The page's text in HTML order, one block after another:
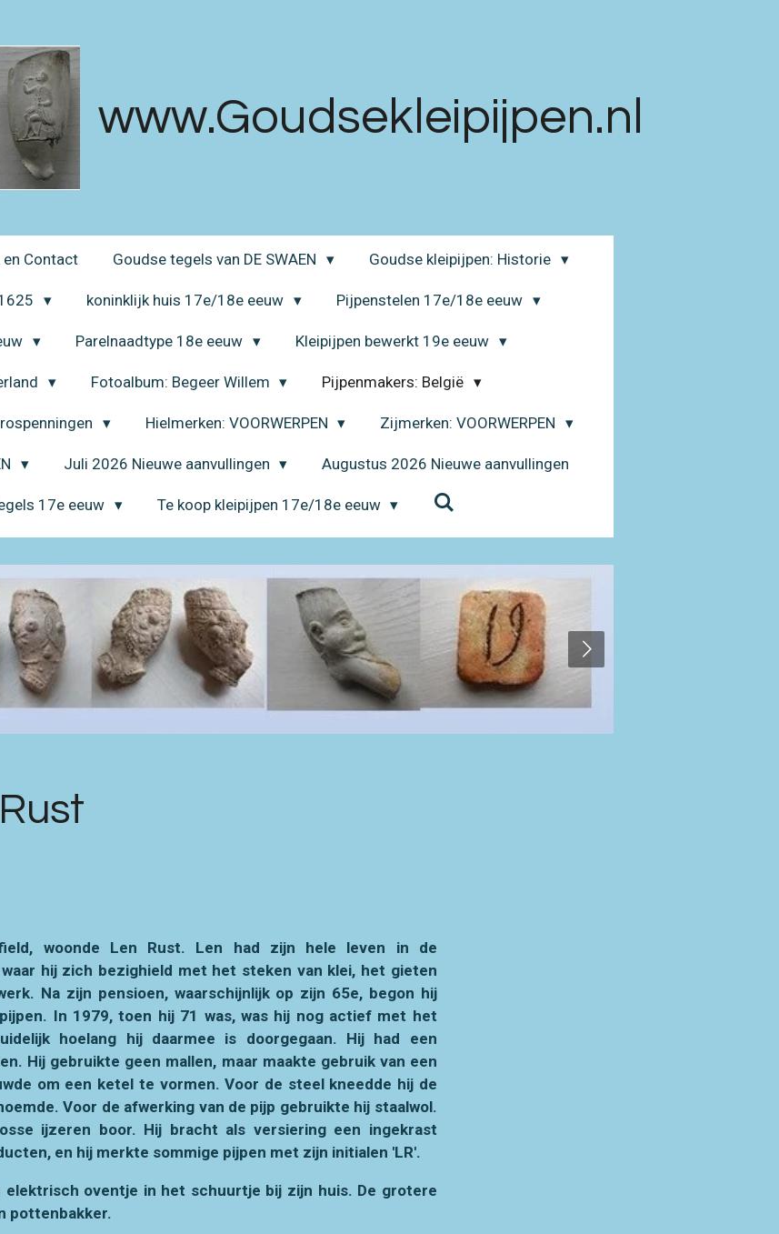
www.Goudsekleipijpen.nl
en Contact Goudse tegels van DE SWAEN Goudse kleipijpen: Historie
koninklijk huis 17e/18e eeuw Pijpenstelen 17e/18e eeuw
Parelnaadtype 18e eeuw Kleipijpen bewerkt 19e eeuw
Fotoalbum: Begeer Willem Pijpenmakers: België
Hielmerken: VOORWERPEN Zijmerken: VOORWERPEN
Juli 2026 Nieuwe aanvullingen Augustus 2026 Nieuwe aanvullingen
17e eeuw Te koop kleipijpen 17e/18e eeuw
woonde Len Rust. Len had zijn hele leven in de
hij zich bezighield met het steken van klei, het gieten
Na zijn pensioen, waarschijnlijk op zijn 65e, begon hij
In 1979, toen hij 71 was, was hij nog actief met het
hoelang hij daarmee is doorgegaan. Hij had een
Hij gebruikte geen mallen, maar maakte gebruik van een
om een ketel te vormen. Voor de steel kneedde hij de
Voor de afwerking van de pijp gebruikte hij staalwol.
ijzeren boor. Hij bracht als versiering een ingekrast
en hij merkte sommige pijpen met zijn initialen 'LR'.
oventje in het schuurtje bij zijn huis. De grotere
pottenbakker.